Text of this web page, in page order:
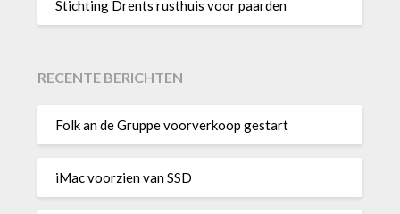
Stichting Drents rusthuis voor paarden
RECENTE BERICHTEN
Folk an de Gruppe voorverkoop gestart
iMac voorzien van SSD